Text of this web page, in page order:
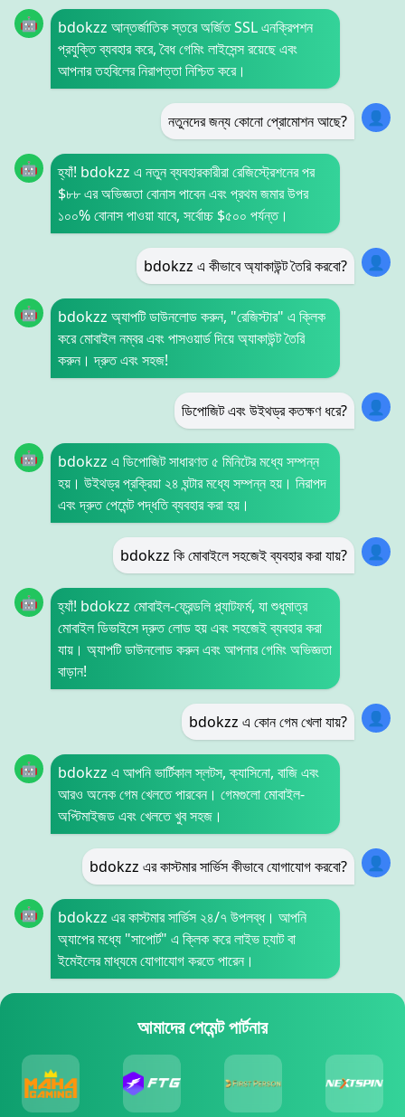
🤖
bdokzz আন্তর্জাতিক স্তরে অর্জিত SSL এনক্রিপশন
প্রযুক্তি ব্যবহার করে, বৈধ গেমিং লাইসেন্স রয়েছে এবং
আপনার তহবিলের নিরাপত্তা নিশ্চিত করে।
নতুনদের জন্য কোনো প্রোমোশন আছে? 👤
🤖
হ্যাঁ! bdokzz এ নতুন ব্যবহারকারীরা রেজিস্ট্রেশনের পর
$৮৮ এর অভিজ্ঞতা বোনাস পাবেন এবং প্রথম জমার উপর
১০০% বোনাস পাওয়া যাবে, সর্বোচ্চ $৫০০ পর্যন্ত।
bdokzz এ কীভাবে অ্যাকাউন্ট তৈরি করবো? 👤
🤖
bdokzz অ্যাপটি ডাউনলোড করুন, "রেজিস্টার" এ ক্লিক
করে মোবাইল নম্বর এবং পাসওয়ার্ড দিয়ে অ্যাকাউন্ট তৈরি
করুন। দ্রুত এবং সহজ!
ডিপোজিট এবং উইথড্র কতক্ষণ ধরে? 👤
🤖
bdokzz এ ডিপোজিট সাধারণত ৫ মিনিটের মধ্যে সম্পন্ন
হয়। উইথড্র প্রক্রিয়া ২৪ ঘন্টার মধ্যে সম্পন্ন হয়। নিরাপদ
এবং দ্রুত পেমেন্ট পদ্ধতি ব্যবহার করা হয়।
bdokzz কি মোবাইলে সহজেই ব্যবহার করা যায়? 👤
🤖
হ্যাঁ! bdokzz মোবাইল-ফ্রেন্ডলি প্ল্যাটফর্ম, যা শুধুমাত্র
মোবাইল ডিভাইসে দ্রুত লোড হয় এবং সহজেই ব্যবহার করা
যায়। অ্যাপটি ডাউনলোড করুন এবং আপনার গেমিং অভিজ্ঞতা
বাড়ান!
bdokzz এ কোন গেম খেলা যায়? 👤
🤖
bdokzz এ আপনি ভার্টিকাল স্লটস, ক্যাসিনো, বাজি এবং
আরও অনেক গেম খেলতে পারবেন। গেমগুলো মোবাইল-
অপ্টিমাইজড এবং খেলতে খুব সহজ।
bdokzz এর কাস্টমার সার্ভিস কীভাবে যোগাযোগ করবো? 👤
🤖
bdokzz এর কাস্টমার সার্ভিস ২৪/৭ উপলব্ধ। আপনি
অ্যাপের মধ্যে "সাপোর্ট" এ ক্লিক করে লাইভ চ্যাট বা
ইমেইলের মাধ্যমে যোগাযোগ করতে পারেন।
আমাদের পেমেন্ট পার্টনার